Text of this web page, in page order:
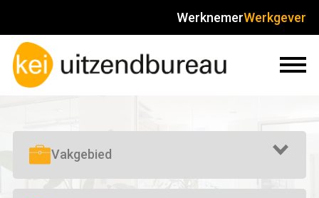
WerknemerWerkgever